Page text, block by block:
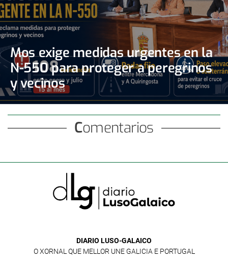
Mos exige medidas urgentes en la
N-550 para proteger a peregrinos
y vecinos
Comentarios
DIARIO LUSO-GALAICO
O XORNAL QUE MELLOR UNE GALICIA E PORTUGAL